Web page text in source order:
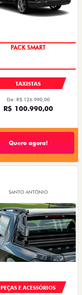
PACK SMART
TAXISTAS
De: R$ 126.990,00
R$ 100.990,00
Quero agora!
SANTO ANTÔNIO
PEÇAS E ACESSÓRIOS